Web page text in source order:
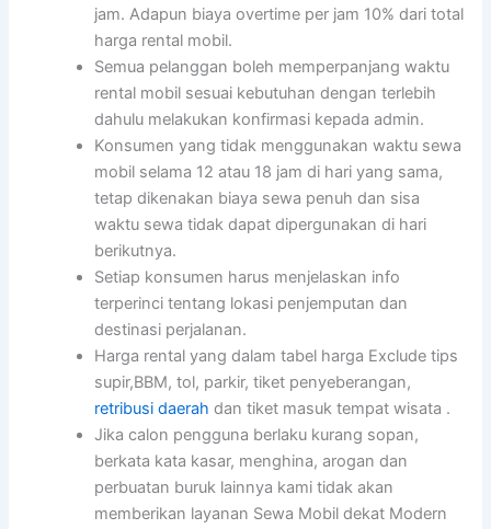
jam. Adapun biaya overtime per jam 10% dari total
harga rental mobil.
Semua pelanggan boleh memperpanjang waktu
rental mobil sesuai kebutuhan dengan terlebih
dahulu melakukan konfirmasi kepada admin.
Konsumen yang tidak menggunakan waktu sewa
mobil selama 12 atau 18 jam di hari yang sama,
tetap dikenakan biaya sewa penuh dan sisa
waktu sewa tidak dapat dipergunakan di hari
berikutnya.
Setiap konsumen harus menjelaskan info
terperinci tentang lokasi penjemputan dan
destinasi perjalanan.
Harga rental yang dalam tabel harga Exclude tips
supir,BBM, tol, parkir, tiket penyeberangan,
retribusi daerah dan tiket masuk tempat wisata .
Jika calon pengguna berlaku kurang sopan,
berkata kata kasar, menghina, arogan dan
perbuatan buruk lainnya kami tidak akan
memberikan layanan Sewa Mobil dekat Modern